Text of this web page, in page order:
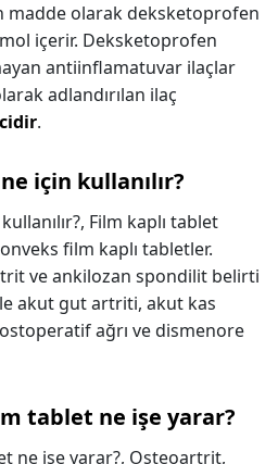
madde olarak deksketoprofen
içerir. Deksketoprofen
antiinflamatuvar ilaçlar
adlandırılan ilaç
.
için kullanılır?
Film kaplı tablet
film kaplı tabletler.
ve ankilozan spondilit belirti
akut gut artriti, akut kas
ağrı ve dismenore
tablet ne işe yarar?
ne işe yarar?, Osteoartrit,